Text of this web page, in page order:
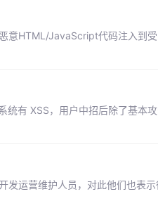
意HTML/JavaScript代码注入到
统有 XSS，用户中招后除了基
运营维护人员，对此他们也表